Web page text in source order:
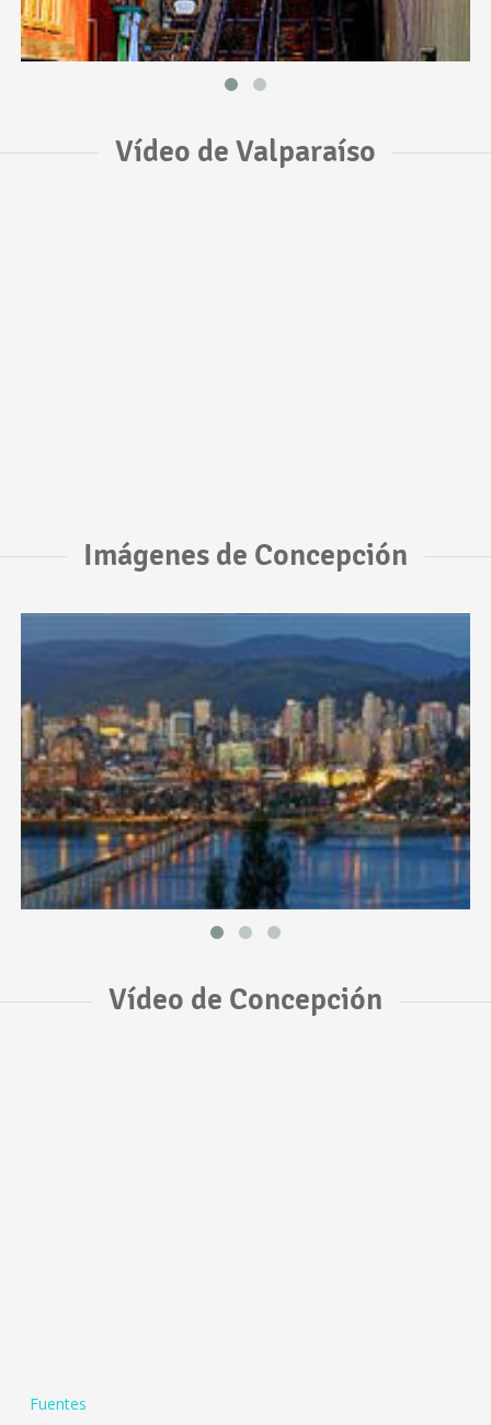
Vídeo de Valparaíso
Imágenes de Concepción
Vídeo de Concepción
Fuentes